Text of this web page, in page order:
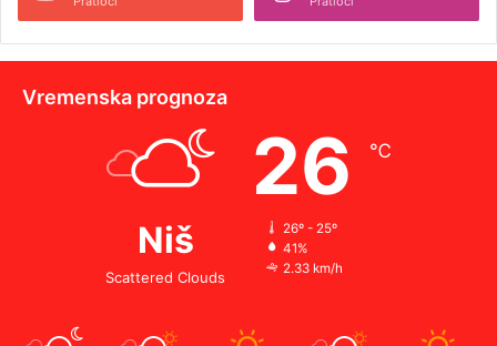
Vremenska prognoza
Niš
Scattered Clouds
26 ℃
26º - 25º
41%
2.33 km/h